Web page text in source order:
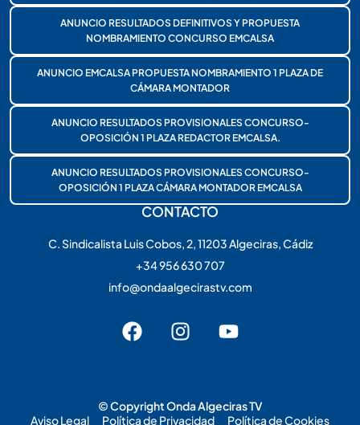
ANUNCIO RESULTADOS DEFINITIVOS Y PROPUESTA
NOMBRAMIENTO CONCURSO EMCALSA
ANUNCIO EMCALSA PROPUESTA NOMBRAMIENTO 1 PLAZA DE
CÁMARA MONTADOR
ANUNCIO RESULTADOS PROVISIONALES CONCURSO-
OPOSICIÓN 1 PLAZA REDACTOR EMCALSA.
ANUNCIO RESULTADOS PROVISIONALES CONCURSO-
OPOSICIÓN 1 PLAZA CÁMARA MONTADOR EMCALSA
CONTACTO
C. Sindicalista Luis Cobos, 2, 11203 Algeciras, Cádiz
+34 956 630 707
info@ondaalgecirastv.com
© Copyright Onda Algeciras TV
Aviso Legal
Política de Privacidad Política de Cookies